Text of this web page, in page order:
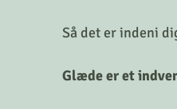
Så det er indeni
Glæde er et